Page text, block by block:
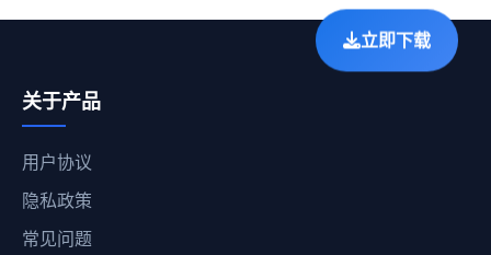
立即下载
关于产品
用户协议
隐私政策
常见问题